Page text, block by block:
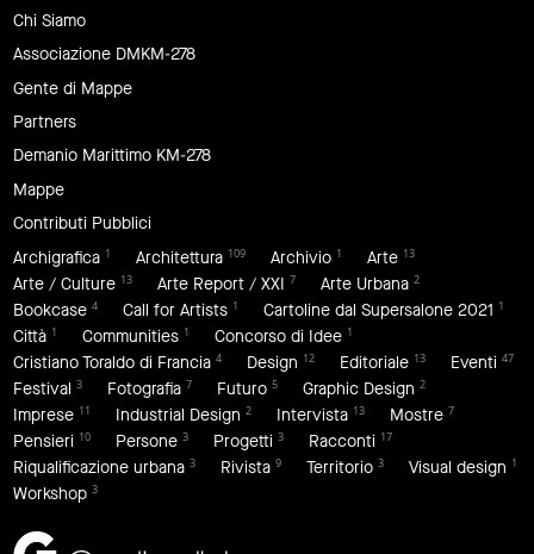
Chi Siamo
Associazione DMKM-278
Gente di Mappe
Partners
Demanio Marittimo KM-278
Mappe
Contributi Pubblici
Archigrafica 1 Architettura 109 Archivio 1 Arte 13
Arte / Culture 13 Arte Report / XXI 7 Arte Urbana 2
Bookcase 4 Call for Artists 1 Cartoline dal Supersalone 2021 1
Città 1 Communities 1 Concorso di Idee 1
Cristiano Toraldo di Francia 4 Design 12 Editoriale 13 Eventi 47
Festival 3 Fotografia 7 Futuro 5 Graphic Design 2
Imprese 11 Industrial Design 2 Intervista 13 Mostre 7
Pensieri 10 Persone 3 Progetti 3 Racconti 17
Riqualificazione urbana 3 Rivista 9 Territorio 3 Visual design 1
Workshop 3